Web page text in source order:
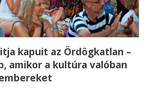
kapuit az Ördögkatlan –
amikor a kultúra valóban